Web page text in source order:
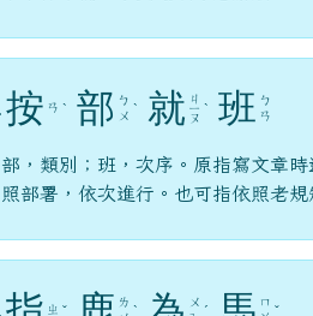
按 ㄢ ˋ 部 ㄅ
ㄨ ˋ 就 ㄐ
ㄧ
ㄡ
ˋ 班 ㄅ
ㄢ
部，類別；班，次序。原指寫文章
照部署，依次進行。也可指依照老規
ㄓ ˇ
ㄌ
ˋ
ㄨ
ˊ
ㄇ
ˇ